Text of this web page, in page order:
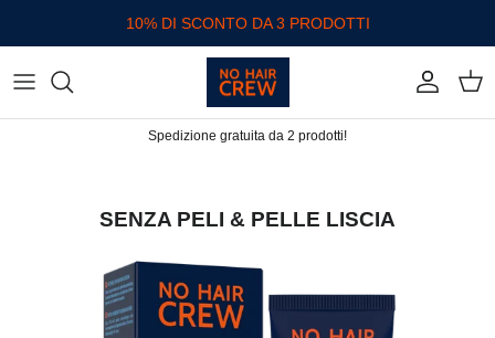
10% DI SCONTO DA 3 PRODOTTI
Account
Spedizione gratuita da 2 prodotti!
SENZA PELI & PELLE LISCIA